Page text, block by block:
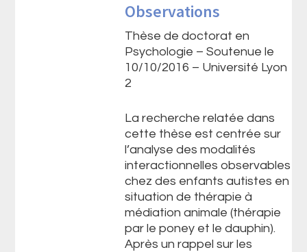
Observations
Thèse de doctorat en
Psychologie – Soutenue le
10/10/2016 – Université Lyon
2
La recherche relatée dans
cette thèse est centrée sur
l’analyse des modalités
interactionnelles observables
chez des enfants autistes en
situation de thérapie à
médiation animale (thérapie
par le poney et le dauphin).
Après un rappel sur les